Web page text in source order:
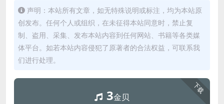
声明：本站所有文章，如无特殊说明或标注，均为本站原
创发布。任何个人或组织，在未征得本站同意时，禁止复
制、盗用、采集、发布本站内容到任何网站、书籍等各类媒
体平台。如若本站内容侵犯了原著者的合法权益，可联系我
们进行处理。
下载
3金贝